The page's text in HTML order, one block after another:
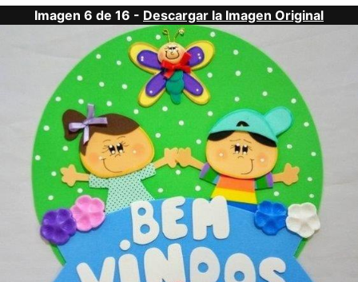
Imagen 6 de 16 - Descargar la Imagen Original